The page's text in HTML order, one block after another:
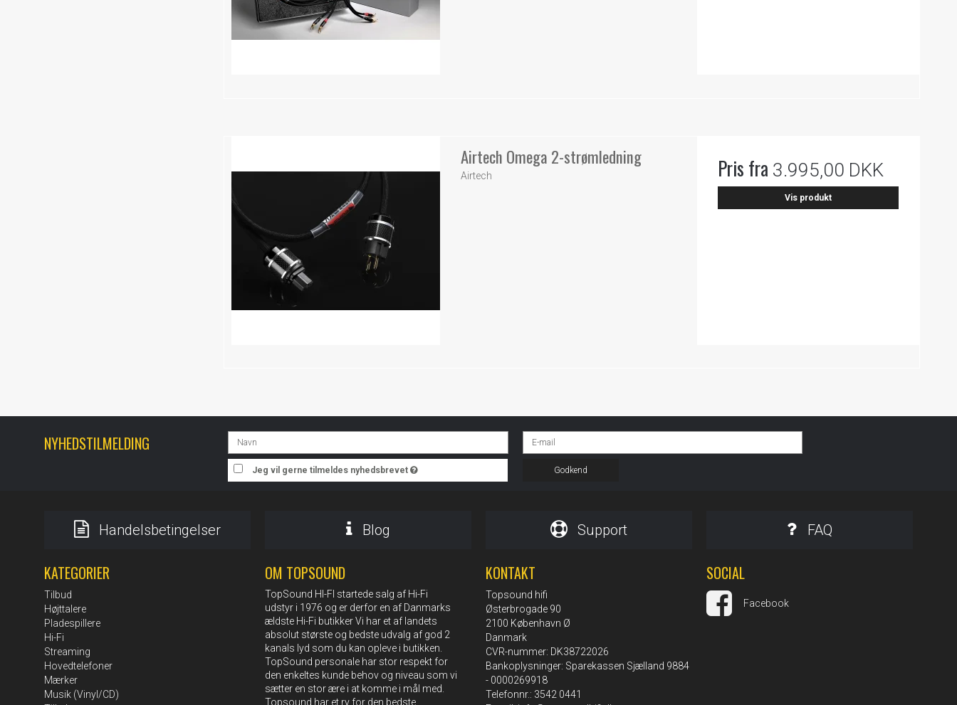
Airtech Omega 2-strømledning
Airtech Pris fra 3.995,00 DKK
Vis produkt
NYHEDSTILMELDING
Jeg vil gerne tilmeldes nyhedsbrevet Godkend
Handelsbetingelser Blog Support FAQ
KATEGORIER
Tilbud
Højttalere
Pladespillere
Hi-Fi
Streaming
Hovedtelefoner
Mærker
Musik (Vinyl/CD)
OM TOPSOUND
TopSound HI-FI startede salg af Hi-Fi
udstyr i 1976 og er derfor en af Danmarks
ældste Hi-Fi butikker Vi har et af landets
absolut største og bedste udvalg af god 2
kanals lyd som du kan opleve i butikken.
TopSound personale har stor respekt for
den enkeltes kunde behov og niveau som vi
sætter en stor ære i at komme i mål med.
Topsound har et ry for den bedste
KONTAKT
Topsound hifi
Østerbrogade 90
2100 København Ø
Danmark
CVR-nummer: DK38722026
Bankoplysninger: Sparekassen Sjælland 9884
- 0000269918
Telefonnr.: 3542 0441
SOCIAL
Facebook